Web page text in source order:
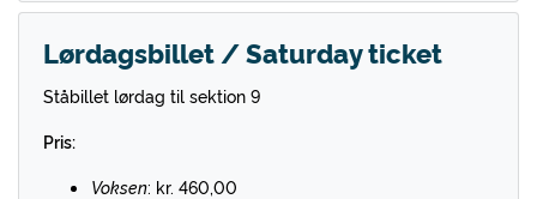
Lørdagsbillet / Saturday ticket
Ståbillet lørdag til sektion 9
Pris:
Voksen: kr. 460,00